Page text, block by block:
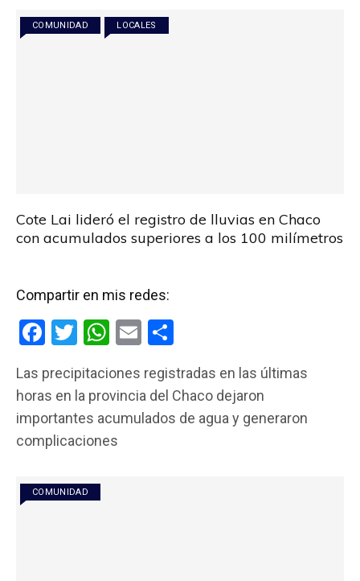
o
k
p
p
COMUNIDAD LOCALES
Cote Lai lideró el registro de lluvias en Chaco
con acumulados superiores a los 100 milímetros
Compartir en mis redes:
F
ce
b
o
k
T
tt
er
W
at
s
A
E
ail m
p
Las precipitaciones registradas en las últimas
horas en la provincia del Chaco dejaron
importantes acumulados de agua y generaron
complicaciones
COMUNIDAD